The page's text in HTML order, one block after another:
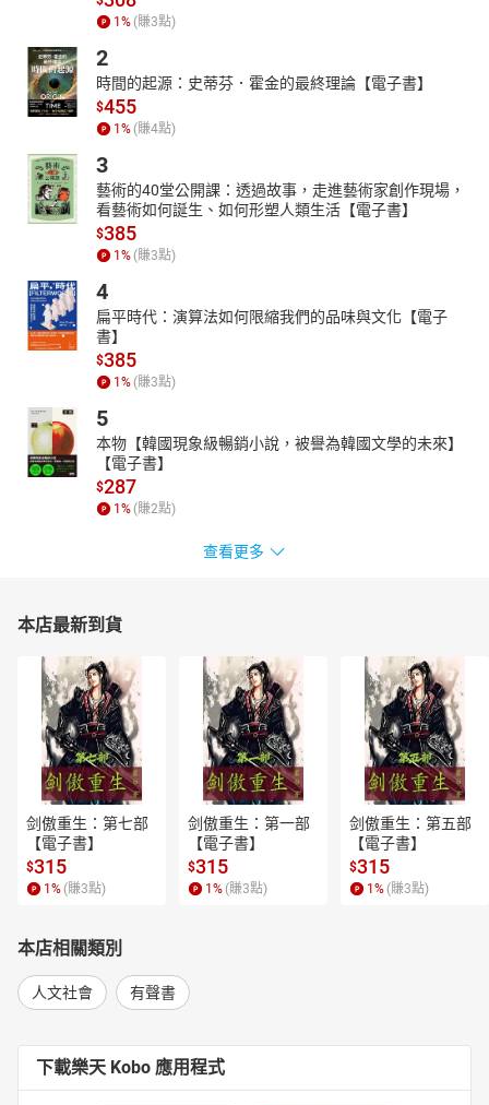
1% (賺3點)
2
時間的起源：史蒂芬．霍金的最終理論【電子書】
$455
1% (賺4點)
3
藝術的40堂公開課：透過故事，走進藝術家創作現場，
看藝術如何誕生、如何形塑人類生活【電子書】
$385
1% (賺3點)
4
扁平時代：演算法如何限縮我們的品味與文化【電子
書】
$385
1% (賺3點)
5
本物【韓國現象級暢銷小說，被譽為韓國文學的未來】
【電子書】
$287
1% (賺2點)
查看更多
本店最新到貨
剑傲重生：第七部
【電子書】
$315
1 % (賺3點)
剑傲重生：第一部
【電子書】
$315
1 % (賺3點)
剑傲重生：第五部
【電子書】
$315
1 % (賺3點)
本店相關類別
人文社會 有聲書
下載樂天 Kobo 應用程式